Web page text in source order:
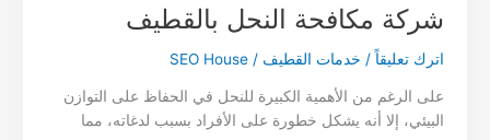
شركة مكافحة النحل بالقطيف
اترك تعليقاً / خدمات القطيف /
SEO House
على الرغم من الأهمية الكبيرة للنحل في الحفاظ على التوازن
البيئي، إلا أنه يشكل خطورة على الأفراد بسبب لدغاته، مما